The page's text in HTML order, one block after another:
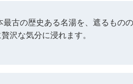
古の歴史ある名湯を、遮るもの
沢な気分に浸れます。